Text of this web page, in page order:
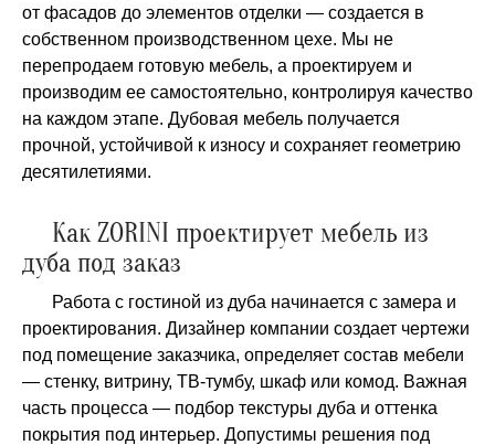
от фасадов до элементов отделки — создается в
собственном производственном цехе. Мы не
перепродаем готовую мебель, а проектируем и
производим ее самостоятельно, контролируя качество
на каждом этапе. Дубовая мебель получается
прочной, устойчивой к износу и сохраняет геометрию
десятилетиями.
Как ZORINI проектирует мебель из
дуба под заказ
Работа с гостиной из дуба начинается с замера и
проектирования. Дизайнер компании создает чертежи
под помещение заказчика, определяет состав мебели
— стенку, витрину, ТВ-тумбу, шкаф или комод. Важная
часть процесса — подбор текстуры дуба и оттенка
покрытия под интерьер. Допустимы решения под